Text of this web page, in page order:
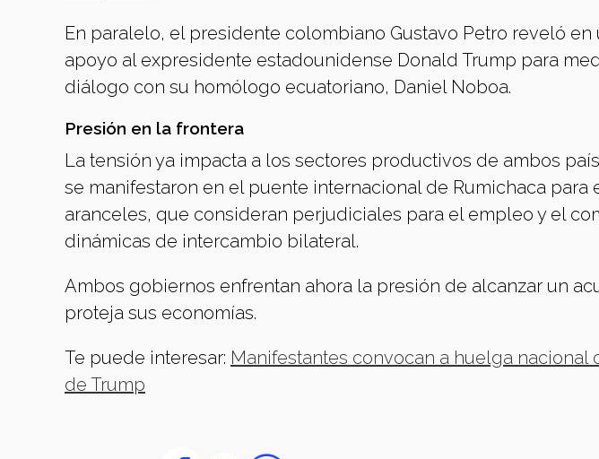
En paralelo, el presidente colombiano Gustavo Petro reveló
apoyo al expresidente estadounidense Donald Trump para
diálogo con su homólogo ecuatoriano, Daniel Noboa.
Presión en la frontera
La tensión ya impacta a los sectores productivos de ambos
se manifestaron en el puente internacional de Rumichaca para
aranceles, que consideran perjudiciales para el empleo y el
dinámicas de intercambio bilateral.
Ambos gobiernos enfrentan ahora la presión de alcanzar un
proteja sus economías.
Te puede interesar: Manifestantes convocan a huelga nacional
de Trump